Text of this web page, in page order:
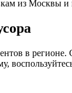
из Москвы и
в регионе.